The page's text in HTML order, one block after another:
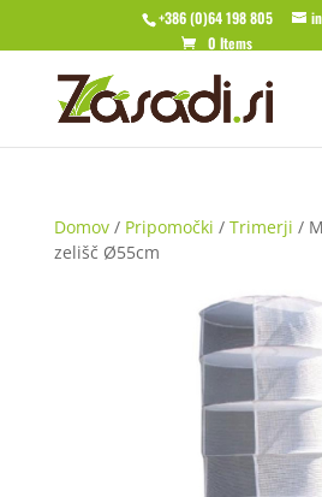
+386 (0)64 198 805
0 Items
Domov/ Pripomočki / Trimerji /
zelišč Ø55cm